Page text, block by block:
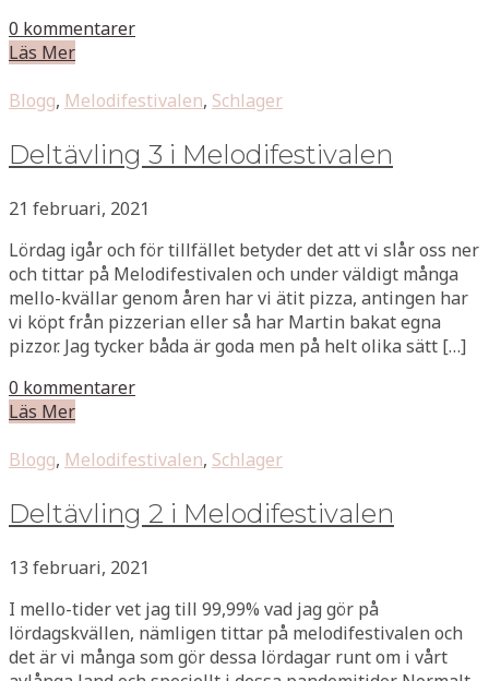
0 kommentarer
Läs Mer
Blogg, Melodifestivalen, Schlager
Deltävling 3 i Melodifestivalen
21 februari, 2021
Lördag igår och för tillfället betyder det att vi slår oss ner
och tittar på Melodifestivalen och under väldigt många
mello-kvällar genom åren har vi ätit pizza, antingen har
vi köpt från pizzerian eller så har Martin bakat egna
pizzor. Jag tycker båda är goda men på helt olika sätt […]
0 kommentarer
Läs Mer
Blogg, Melodifestivalen, Schlager
Deltävling 2 i Melodifestivalen
13 februari, 2021
I mello-tider vet jag till 99,99% vad jag gör på
lördagskvällen, nämligen tittar på melodifestivalen och
det är vi många som gör dessa lördagar runt om i vårt